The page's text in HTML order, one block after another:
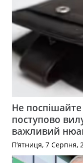
Не
поступово
важливий
П’ятниця, 7 Серпня,